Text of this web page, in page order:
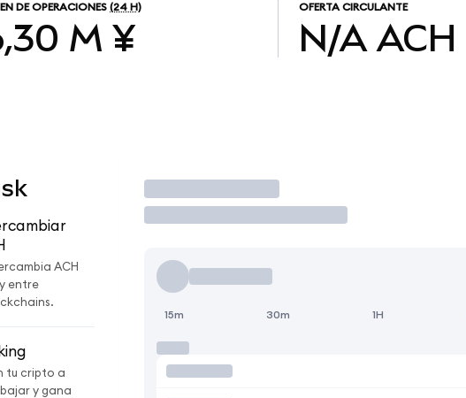
DE OPERACIONES (24 H)
M ¥
OFERTA CIRCULANTE
N/A ACH
ACH
entre
tu cripto a
y gana
Operar
15m 30m 1H